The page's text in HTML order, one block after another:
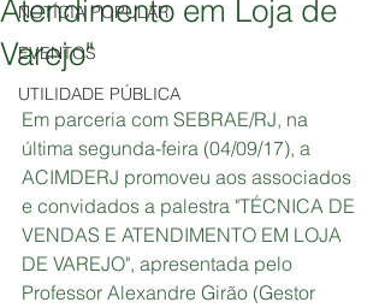
NOTÍCIA POPULAR
EVENTOS
UTILIDADE PÚBLICA
Atendimento em Loja de
Varejo"
Em parceria com SEBRAE/RJ, na
última segunda-feira (04/09/17), a
ACIMDERJ promoveu aos associados
e convidados a palestra "TÉCNICA DE
VENDAS E ATENDIMENTO EM LOJA
DE VAREJO", apresentada pelo
Professor Alexandre Girão (Gestor